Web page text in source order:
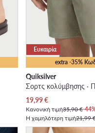
extra -35%
Ευκαιρία
Quiksilver
Σορτς κολύμβησης ·
Τρέχουσα τιμή
19,99€
Κανονική τιμή35,90 €-
Η χαμηλότερη τιμή21,99